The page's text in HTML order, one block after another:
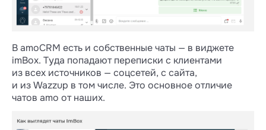
В amoCRM есть и собственные чаты — в виджете
imBox. Туда попадают переписки с клиентами
из всех источников — соцсетей, с сайта,
и из Wazzup в том числе. Это основное отличие
чатов amo от наших.